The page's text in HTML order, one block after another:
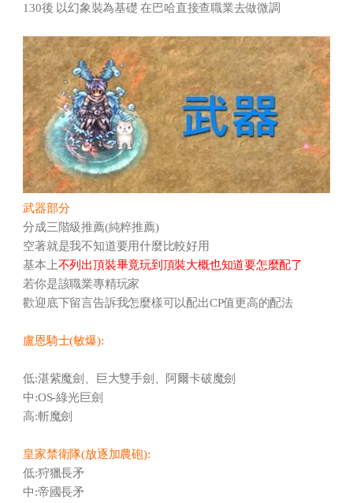
130後 以幻象裝為基礎 在巴哈直接查職業去做微調
武器部分
分成三階級推薦(純粹推薦)
空著就是我不知道要用什麼比較好用
基本上不列出頂裝畢竟玩到頂裝大概也知道要怎麼配了
若你是該職業專精玩家
歡迎底下留言告訴我怎麼樣可以配出CP值更高的配法
盧恩騎士(敏爆):
低:湛紫魔劍、巨大雙手劍、阿爾卡破魔劍
中:OS-綠光巨劍
高:斬魔劍
皇家禁衛隊(放逐加農砲):
低:狩獵長矛
中:帝國長矛